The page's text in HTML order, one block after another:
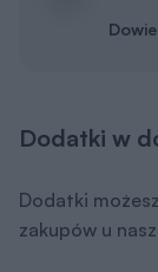
Dodatki w
Dodatki
zakupów u